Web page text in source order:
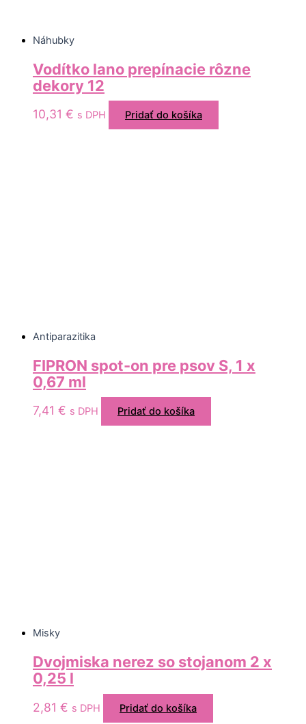
Náhubky
Vodítko lano prepínacie rôzne
dekory 12
10,31 € s DPH Pridať do košíka
Antiparazitika
FIPRON spot-on pre psov S, 1 x
0,67 ml
7,41 € s DPH Pridať do košíka
Misky
Dvojmiska nerez so stojanom 2 x
0,25 l
2,81 € s DPH Pridať do košíka